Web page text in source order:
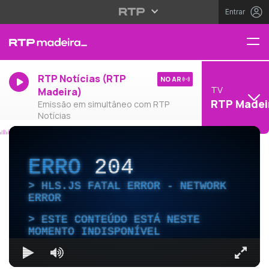
Entrar
RTP Notícias (RTP
Madeira)
Emissão em simultâneo com RTP
Notícias
NO AR
TV
RTP
ERRO204
HLS.JS FATAL ERROR - NETWORK
ERROR
ESTE CONTEÚDO ESTÁ NESTE
MOMENTO INDISPONÍVEL